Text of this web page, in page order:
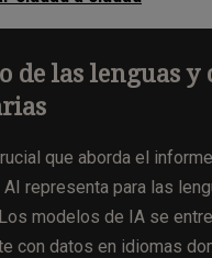
de las lenguas y
que aborda el
AI representa para las
modelos de IA se
con datos en idiomas